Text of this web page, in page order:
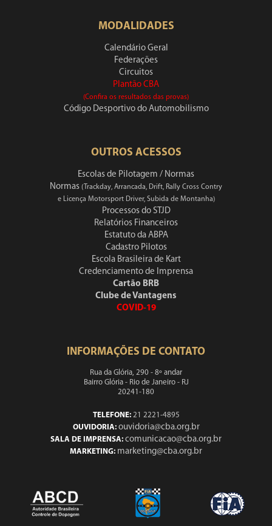
MODALIDADES
Calendário Geral
Federações
Circuitos
Plantão CBA
(Confira os resultados das provas)
Código Desportivo do Automobilismo
OUTROS ACESSOS
Escolas de Pilotagem / Normas
Normas (Trackday, Arrancada, Drift, Rally Cross Contry
e Licença Motorsport Driver, Subida de Montanha)
Processos do STJD
Relatórios Financeiros
Estatuto da ABPA
Cadastro Pilotos
Escola Brasileira de Kart
Credenciamento de Imprensa
Cartão BRB
Clube de Vantagens
COVID-19
INFORMAÇÕES DE CONTATO
Rua da Glória, 290 - 8º andar
Bairro Glória - Rio de Janeiro - RJ
20241-180
TELEFONE:21 2221-4895
OUVIDORIA: ouvidoria@cba.org.br
SALA DE IMPRENSA: comunicacao@cba.org.br
MARKETING: marketing@cba.org.br